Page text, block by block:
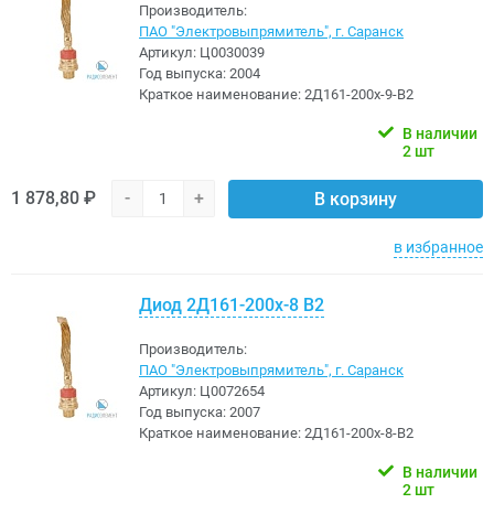
Производитель:
ПАО "Электровыпрямитель", г. Саранск
Артикул: Ц0030039
Год выпуска: 2004
Краткое наименование: 2Д161-200х-9-В2
В наличии
2 шт
1 878,80 ₽ - + В корзину
в избранное
Диод 2Д161-200х-8 В2
Производитель:
ПАО "Электровыпрямитель", г. Саранск
Артикул: Ц0072654
Год выпуска: 2007
Краткое наименование: 2Д161-200х-8-В2
В наличии
2 шт